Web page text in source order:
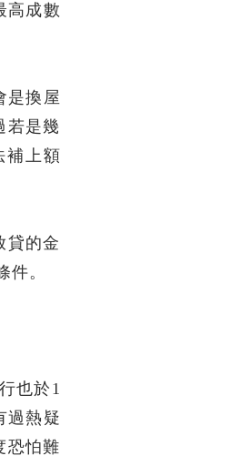
高成數
是換屋
若是幾
補上額
貸的金
。
也於1
過熱疑
恐怕難